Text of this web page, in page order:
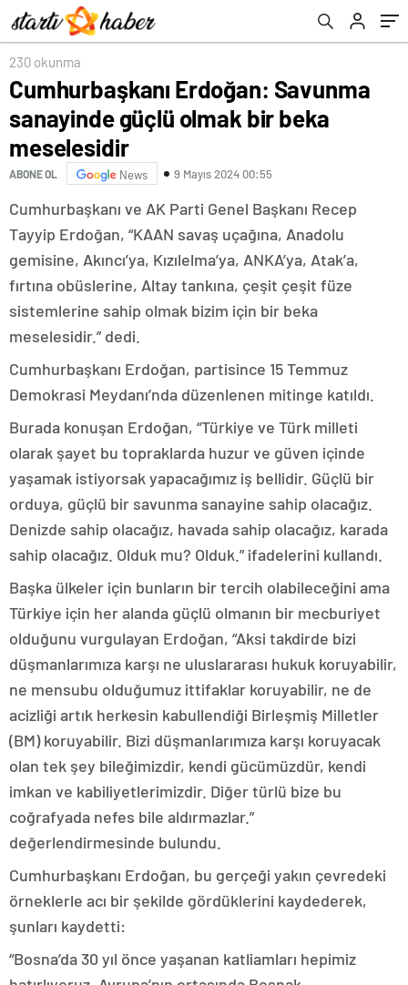
230 okunma
Cumhurbaşkanı Erdoğan: Savunma
sanayinde güçlü olmak bir beka
meselesidir
ABONE OL News 9 Mayıs 2024 00:55
Cumhurbaşkanı ve AK Parti Genel Başkanı Recep
Tayyip Erdoğan, “KAAN savaş uçağına, Anadolu
gemisine, Akıncı’ya, Kızılelma’ya, ANKA’ya, Atak’a,
fırtına obüslerine, Altay tankına, çeşit çeşit füze
sistemlerine sahip olmak bizim için bir beka
meselesidir.” dedi.
Cumhurbaşkanı Erdoğan, partisince 15 Temmuz
Demokrasi Meydanı’nda düzenlenen mitinge katıldı.
Burada konuşan Erdoğan, “Türkiye ve Türk milleti
olarak şayet bu topraklarda huzur ve güven içinde
yaşamak istiyorsak yapacağımız iş bellidir. Güçlü bir
orduya, güçlü bir savunma sanayine sahip olacağız.
Denizde sahip olacağız, havada sahip olacağız, karada
sahip olacağız. Olduk mu? Olduk.” ifadelerini kullandı.
Başka ülkeler için bunların bir tercih olabileceğini ama
Türkiye için her alanda güçlü olmanın bir mecburiyet
olduğunu vurgulayan Erdoğan, “Aksi takdirde bizi
düşmanlarımıza karşı ne uluslararası hukuk koruyabilir,
ne mensubu olduğumuz ittifaklar koruyabilir, ne de
acizliği artık herkesin kabullendiği Birleşmiş Milletler
(BM) koruyabilir. Bizi düşmanlarımıza karşı koruyacak
olan tek şey bileğimizdir, kendi gücümüzdür, kendi
imkan ve kabiliyetlerimizdir. Diğer türlü bize bu
coğrafyada nefes bile aldırmazlar.”
değerlendirmesinde bulundu.
Cumhurbaşkanı Erdoğan, bu gerçeği yakın çevredeki
örneklerle acı bir şekilde gördüklerini kaydederek,
şunları kaydetti:
“Bosna’da 30 yıl önce yaşanan katliamları hepimiz